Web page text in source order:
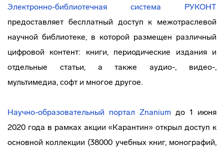
Электронно-библиотечная система РУКОНТ
предоставляет бесплатный доступ к межотраслевой
научной библиотеке, в которой размещен различный
цифровой контент: книги, периодические издания и
отдельные статьи, а также аудио-, видео-,
мультимедиа, софт и многое другое.
Научно-образовательный портал Znanium до 1 июня
2020 года в рамках акции «Карантин» открыл доступ к
основной коллекции (38000 учебных книг, монографий,